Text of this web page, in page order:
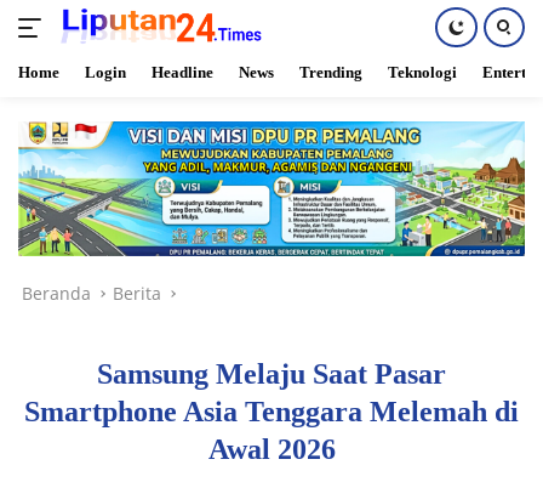
konten
Home Login Headline News Trending Teknologi
Beranda Berita
Samsung Melaju Saat Pasar
Smartphone Asia Tenggara Melemah di
Awal 2026